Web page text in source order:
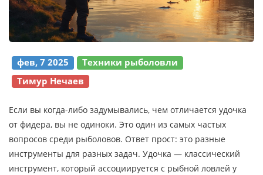
фев, 7 2025
Техники рыболовли
Тимур Нечаев
Если вы когда-либо задумывались, чем отличается удочка
от фидера, вы не одиноки. Это один из самых частых
вопросов среди рыболовов. Ответ прост: это разные
инструменты для разных задач. Удочка — классический
инструмент, который ассоциируется с рыбной ловлей у